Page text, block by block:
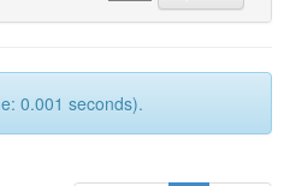
0.001 seconds).